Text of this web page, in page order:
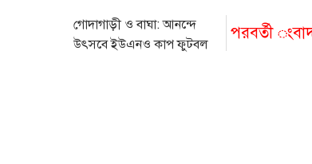
পরবর্তী
গোদাগাড়ী ও বাঘা: আনন্দে
উৎসবে ইউএনও কাপ ফুটবল